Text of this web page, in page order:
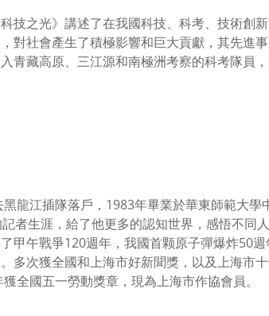
科技之光》講述了在我國科技、科考、技術
對社會產生了積極影響和巨大貢獻，其先進
青藏高原、三江源和南極洲考察的科考隊員
龍江插隊落戶，1983年畢業於華東師範大學
者生涯，給了他更多的認知世界，感悟不同
甲午戰爭120週年，我國首颗原子彈爆炸50
多次獲全國和上海市好新聞獎，以及上海市
全國五一勞動獎章，現為上海市作協會員。